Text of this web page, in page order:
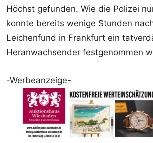
Höchst gefunden. Wie die Polizei
konnte bereits wenige Stunden
Leichenfund in Frankfurt ein
Heranwachsender festgenommen
-Werbeanzeige-